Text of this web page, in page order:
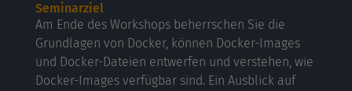
Seminarziel
Am Ende des Workshops beherrschen Sie die
Grundlagen von Docker, können Docker-Images
und Docker-Dateien entwerfen und verstehen, wie
Docker-Images verfügbar sind. Ein Ausblick auf